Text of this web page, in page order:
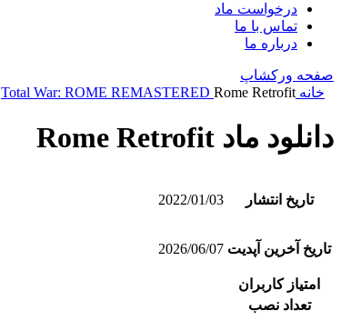
درخواست ماد
تماس با ما
درباره ما
صفحه ورکشاپ
خانه
Total War: ROME REMASTERED Rome Retrofit
دانلود ماد Rome Retrofit
تاریخ انتشار 2022/01/03
تاریخ آخرین آپدیت 2026/06/07
امتیاز کاربران
تعداد نصب